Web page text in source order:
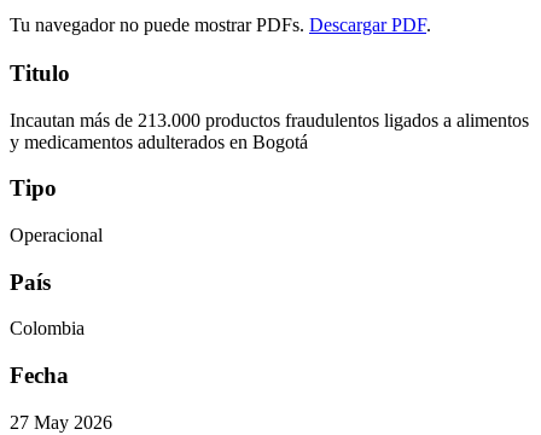
Tu navegador no puede mostrar PDFs. Descargar PDF.
Titulo
Incautan más de 213.000 productos fraudulentos ligados a alimentos
y medicamentos adulterados en Bogotá
Tipo
Operacional
País
Colombia
Fecha
27 May 2026